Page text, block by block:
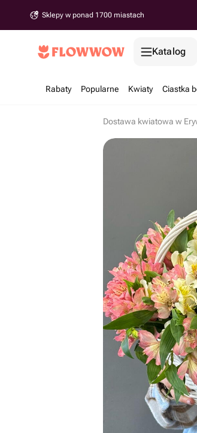
Sklepy w ponad 1700 miastach
Katalog
Rabaty Popularne Kwiaty Ciastka
Dostawa kwiatowa w